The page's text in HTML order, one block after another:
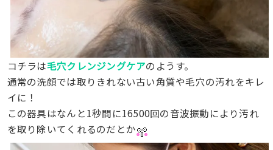
コチラは毛穴クレンジングケアのようす。
通常の洗顔では取りきれない古い角質や毛穴の汚れをキレ
イに！
この器具はなんと1秒間に16500回の音波振動により汚れ
を取り除いてくれるのだとか